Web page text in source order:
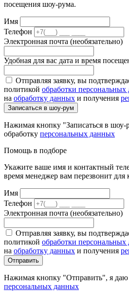
посещения шоу-рума.
Имя
Телефон
Электронная почта (необязательно)
Удобная для вас дата и время
Отправляя заявку, вы
политикой обработки
на обработку данных и получения
Записаться в шоу-рум
Нажимая кнопку "Записаться в шоу-
обработку персональных данных
Помощь в подборе
Укажите ваше имя и контактный
время менеджер вам перезвонит для
Имя
Телефон
Электронная почта (необязательно)
Отправляя заявку, вы
политикой обработки
на обработку данных и получения
Отправить
Нажимая кнопку "Отправить", я даю
персональных данных